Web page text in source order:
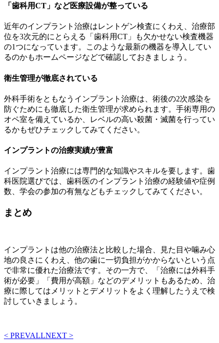
「歯科用CT」など医療設備が整っている
近年のインプラント治療はレントゲン検査にくわえ、治療部
位を3次元的にとらえる「歯科用CT」も欠かせない検査機器
の1つになっています。このような最新の機器を導入してい
るのかもホームページなどで確認しておきましょう。
衛生管理が徹底されている
外科手術をともなうインプラント治療は、術後の2次感染を
防ぐためにも徹底した衛生管理が求められます。手術専用の
オペ室を備えているか、レベルの高い殺菌・滅菌を行ってい
るかもぜひチェックしてみてください。
インプラントの治療実績が豊富
インプラント治療には専門的な知識やスキルを要します。歯
科医院選びでは、歯科医のインプラント治療の経験値や症例
数、学会の参加の有無などもチェックしてみてください。
まとめ
インプラントは他の治療法と比較した場合、見た目や噛み心
地の良さにくわえ、他の歯に一切負担がかからないという点
で非常に優れた治療法です。その一方で、「治療には外科手
術が必要」「費用が高額」などのデメリットもあるため、治
療に際してはメリットとデメリットをよく理解したうえで検
討していきましょう。
< PREVALLNEXT >